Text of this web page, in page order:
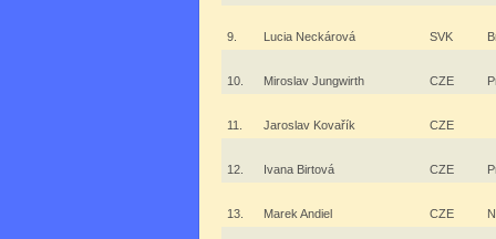
9. Lucia Neckárová SVK
10. Miroslav Jungwirth CZE
11. Jaroslav Kovařík CZE
12. Ivana Birtová CZE
13. Marek Andiel CZE